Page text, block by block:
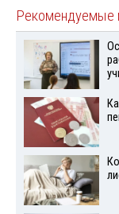
Рекомендуемые